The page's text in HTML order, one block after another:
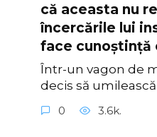
că aceasta nu
încercările lui
face cunoștință
Într-un vagon de
decis să umilească
0 3.6k.